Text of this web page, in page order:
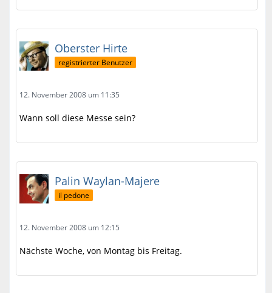
Oberster Hirte
registrierter Benutzer
12. November 2008 um 11:35
Wann soll diese Messe sein?
Palin Waylan-Majere
il pedone
12. November 2008 um 12:15
Nächste Woche, von Montag bis Freitag.